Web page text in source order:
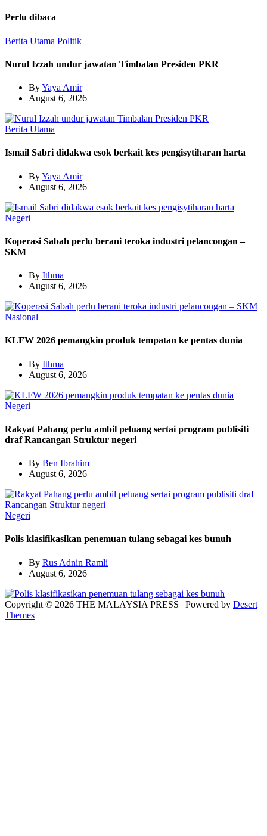
Perlu dibaca
Berita Utama Politik
Nurul Izzah undur jawatan Timbalan Presiden PKR
ByYaya Amir
August 6, 2026
Berita Utama
Ismail Sabri didakwa esok berkait kes pengisytiharan harta
ByYaya Amir
August 6, 2026
Negeri
Koperasi Sabah perlu berani teroka industri pelancongan –
SKM
By Ithma
August 6, 2026
Nasional
KLFW 2026 pemangkin produk tempatan ke pentas dunia
By Ithma
August 6, 2026
Negeri
Rakyat Pahang perlu ambil peluang sertai program publisiti
draf Rancangan Struktur negeri
By Ben Ibrahim
August 6, 2026
Negeri
Polis klasifikasikan penemuan tulang sebagai kes bunuh
By Rus Adnin Ramli
August 6, 2026
Copyright © 2026 THE MALAYSIA PRESS | Powered by Desert
Themes